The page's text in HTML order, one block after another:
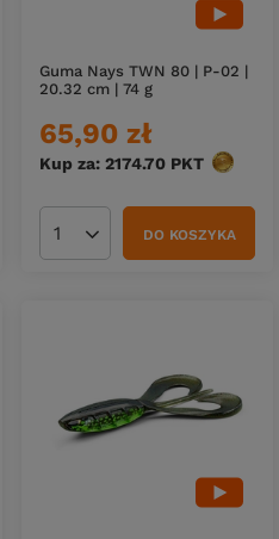
Guma Nays TWN 80 | P-02 |
20.32 cm | 74 g
65,90 zł
Kup za: 2174.70 PKT punktów
Ilość produktówDO KOSZYKA